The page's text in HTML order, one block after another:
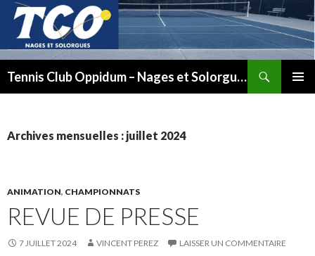
Tennis Club Oppidum – Nages et Solorgues
Archives mensuelles : juillet 2024
ANIMATION, CHAMPIONNATS
REVUE DE PRESSE
7 JUILLET 2024 VINCENT PEREZ LAISSER UN COMMENTAIRE